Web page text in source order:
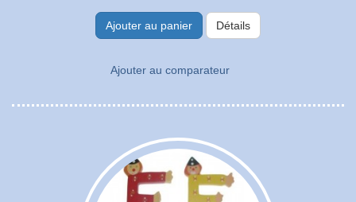
Ajouter au panier Détails
Ajouter au comparateur